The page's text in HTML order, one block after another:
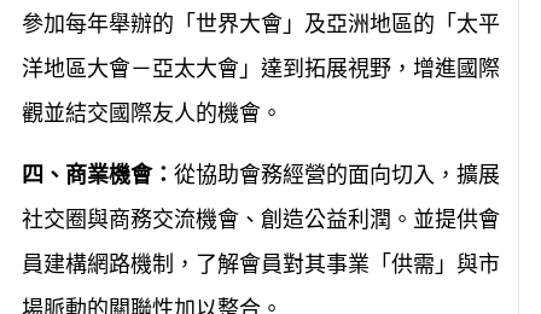
參加每年舉辦的「世界大會」及亞洲地區的「太平
洋地區大會－亞太大會」達到拓展視野，增進國際
觀並結交國際友人的機會。
四、商業機會： 從協助會務經營的面向切入，擴展
社交圈與商務交流機會、創造公益利潤。並提供會
員建構網路機制，了解會員對其事業「供需」與市